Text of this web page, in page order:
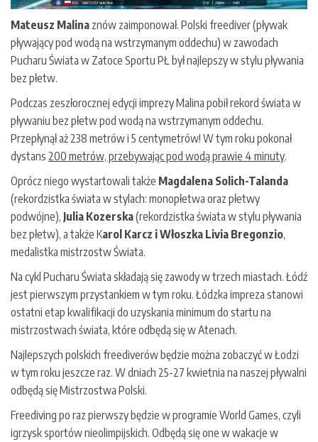
Mateusz Malina znów zaimponował. Polski freediver (pływak
pływający pod wodą na wstrzymanym oddechu) w zawodach
Pucharu Świata w Zatoce Sportu PŁ był najlepszy w stylu pływania
bez płetw.
Podczas zeszłorocznej edycji imprezy Malina pobił rekord świata w
pływaniu bez płetw pod wodą na wstrzymanym oddechu.
Przepłynął aż 238 metrów i 5 centymetrów! W tym roku pokonał
dystans 200 metrów, przebywając pod wodą prawie 4 minuty.
Oprócz niego wystartowali także Magdalena Solich-Talanda
(rekordzistka świata w stylach: monopłetwa oraz płetwy
podwójne), Julia Kozerska(rekordzistka świata w stylu pływania
bez płetw), a także Karol Karcz i Włoszka Livia Bregonzio,
medalistka mistrzostw Świata.
Na cykl Pucharu Świata składają się zawody w trzech miastach. Łódź
jest pierwszym przystankiem w tym roku. Łódzka impreza stanowi
ostatni etap kwalifikacji do uzyskania minimum do startu na
mistrzostwach świata, które odbędą się w Atenach.
Najlepszych polskich freediverów będzie można zobaczyć w Łodzi
w tym roku jeszcze raz. W dniach 25-27 kwietnia na naszej pływalni
odbędą się Mistrzostwa Polski.
Freediving po raz pierwszy będzie w programie World Games, czyli
igrzysk sportów nieolimpijskich. Odbędą się one w wakacje w